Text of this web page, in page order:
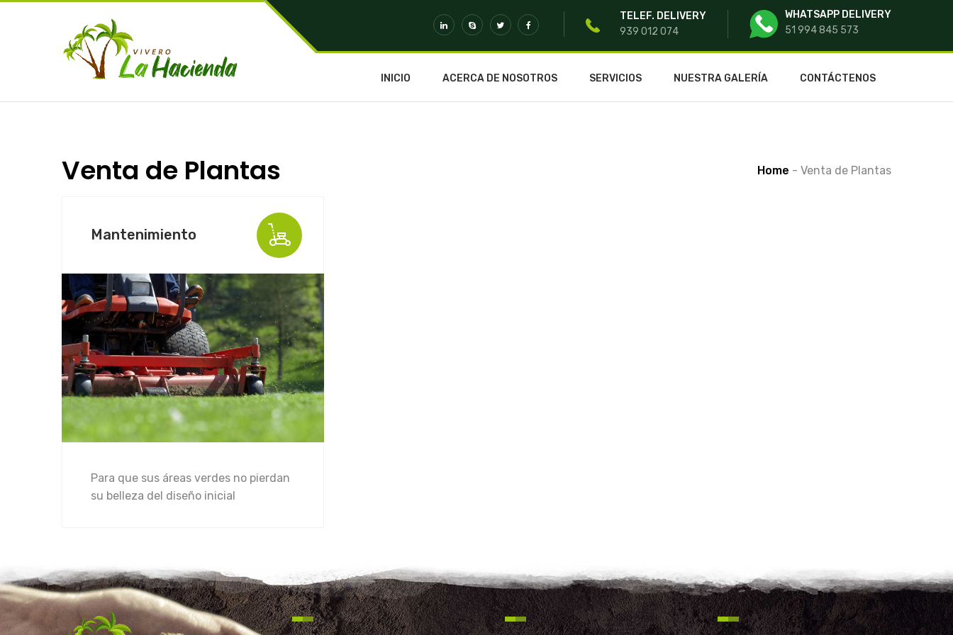
TELEF. DELIVERY
939 012 074
WHATSAPP DELIVERY
51 994 845 573
INICIO ACERCA DE NOSOTROS SERVICIOS NUESTRA GALERÍA CONTÁCTENOS
Venta de Plantas Home - Venta de Plantas
Mantenimiento
Para que sus áreas verdes no pierdan
su belleza del diseño inicial